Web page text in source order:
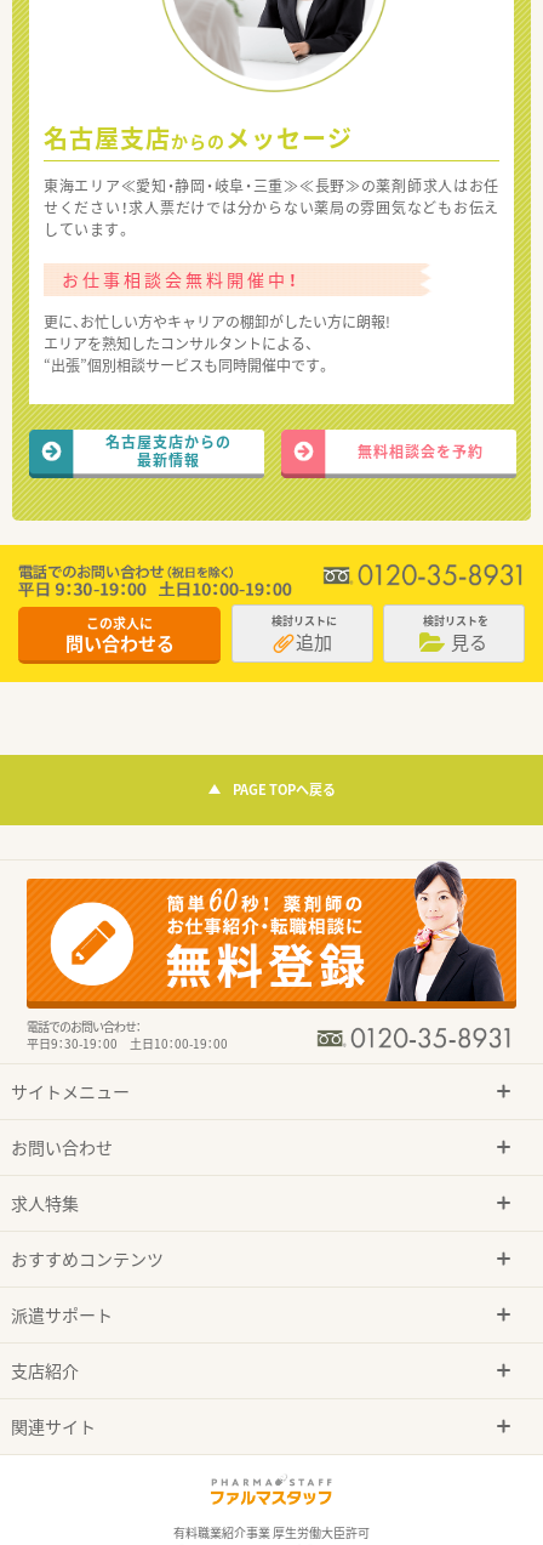
名古屋支店からの メッセージ
東海エリア≪愛知・静岡・岐阜・三重≫≪長野≫の薬剤師求人はお任
せください！求人票だけでは分からない薬局の雰囲気などもお伝え
しています。
お仕事相談会無料開催中！
更に、お忙しい方やキャリアの棚卸がしたい方に朗報!
エリアを熟知したコンサルタントによる、
“出張”個別相談サービスも同時開催中です。
名古屋支店からの
最新情報
無料相談会を予約
この求人に
問い合わせる
検討リストに
追加
検討リストを
見る
PAGE TOPへ戻る
電話でのお問い合わせ：
平日9：30-19：00 土日10：00-19：00
サイトメニュー
お問い合わせ
求人特集
おすすめコンテンツ
派遣サポート
支店紹介
関連サイト
有料職業紹介事業 厚生労働大臣許可